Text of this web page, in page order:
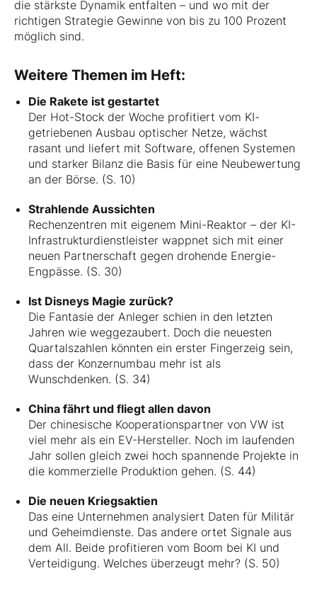
die stärkste Dynamik entfalten – und wo mit der
richtigen Strategie Gewinne von bis zu 100 Prozent
möglich sind.
Weitere Themen im Heft:
Die Rakete ist gestartet
Der Hot-Stock der Woche profitiert vom KI-
getriebenen Ausbau optischer Netze, wächst
rasant und liefert mit Software, offenen Systemen
und starker Bilanz die Basis für eine Neubewertung
an der Börse. (S. 10)
Strahlende Aussichten
Rechenzentren mit eigenem Mini-Reaktor – der KI-
Infrastrukturdienstleister wappnet sich mit einer
neuen Partnerschaft gegen drohende Energie-
Engpässe. (S. 30)
Ist Disneys Magie zurück?
Die Fantasie der Anleger schien in den letzten
Jahren wie weggezaubert. Doch die neuesten
Quartalszahlen könnten ein erster Fingerzeig sein,
dass der Konzernumbau mehr ist als
Wunschdenken. (S. 34)
China fährt und fliegt allen davon
Der chinesische Kooperationspartner von VW ist
viel mehr als ein EV-Hersteller. Noch im laufenden
Jahr sollen gleich zwei hoch spannende Projekte in
die kommerzielle Produktion gehen. (S. 44)
Die neuen Kriegsaktien
Das eine Unternehmen analysiert Daten für Militär
und Geheimdienste. Das andere ortet Signale aus
dem All. Beide profitieren vom Boom bei KI und
Verteidigung. Welches überzeugt mehr? (S. 50)